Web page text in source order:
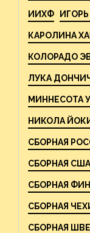
ИИХФ
КАРОЛИНА
КОЛОРАДО
ЛУКА ДОНЧИЧ
МИННЕСОТА
НИКОЛА
СБОРНАЯ
СБОРНАЯ
СБОРНАЯ
СБОРНАЯ
СБОРНАЯ